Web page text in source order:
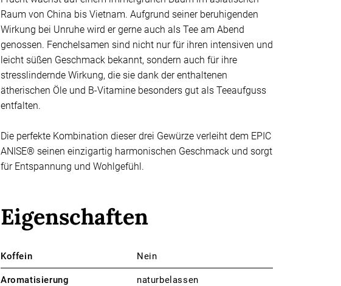
Raum von China bis Vietnam. Aufgrund seiner beruhigenden
Wirkung bei Unruhe wird er gerne auch als Tee am Abend
genossen. Fenchelsamen sind nicht nur für ihren intensiven und
leicht süßen Geschmack bekannt, sondern auch für ihre
stresslindernde Wirkung, die sie dank der enthaltenen
ätherischen Öle und B-Vitamine besonders gut als Teeaufguss
entfalten.
Die perfekte Kombination dieser drei Gewürze verleiht dem EPIC
ANISE® seinen einzigartig harmonischen Geschmack und sorgt
für Entspannung und Wohlgefühl.
Eigenschaften
Koffein Nein
Aromatisierung naturbelassen